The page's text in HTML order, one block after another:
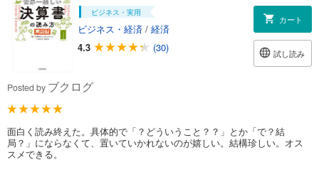
ビジネス・実用
ビジネス・経済 / 経済
4.3
(30)
カート
試し読み
Posted by ブクログ
面白く読み終えた。具体的で「？どういうこと？？」とか「で？結
局？」にならなくて、置いていかれないのが嬉しい。結構珍しい。オス
スメできる。